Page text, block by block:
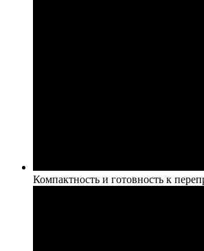
Компактность и готовность к